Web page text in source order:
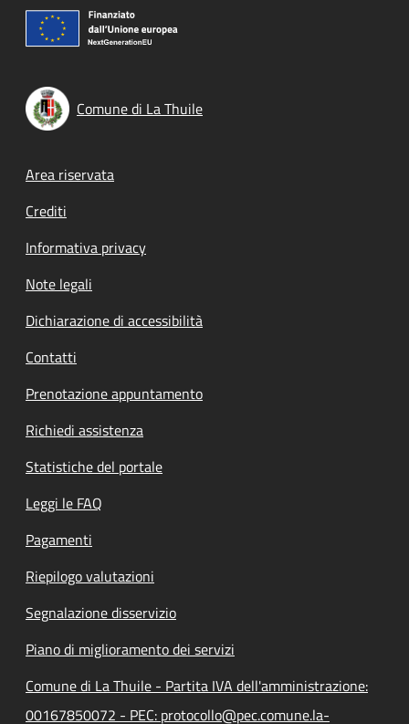
Comune di La Thuile
Footer menu
Area riservata
Crediti
Informativa privacy
Note legali
Dichiarazione di accessibilità
Contatti
Prenotazione appuntamento
Richiedi assistenza
Statistiche del portale
Leggi le FAQ
Pagamenti
Riepilogo valutazioni
Segnalazione disservizio
Piano di miglioramento dei servizi
Comune di La Thuile - Partita IVA dell'amministrazione:
00167850072 - PEC: protocollo@pec.comune.la-